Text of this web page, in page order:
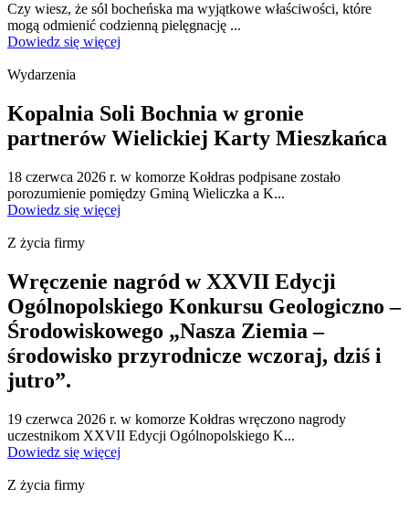
Czy wiesz, że sól bocheńska ma wyjątkowe właściwości, które
mogą odmienić codzienną pielęgnację ...
Dowiedz się więcej
Wydarzenia
Kopalnia Soli Bochnia w gronie
partnerów Wielickiej Karty Mieszkańca
18 czerwca 2026 r. w komorze Kołdras podpisane zostało
porozumienie pomiędzy Gminą Wieliczka a K...
Dowiedz się więcej
Z życia firmy
Wręczenie nagród w XXVII Edycji
Ogólnopolskiego Konkursu Geologiczno –
Środowiskowego „Nasza Ziemia –
środowisko przyrodnicze wczoraj, dziś i
jutro”.
19 czerwca 2026 r. w komorze Kołdras wręczono nagrody
uczestnikom XXVII Edycji Ogólnopolskiego K...
Dowiedz się więcej
Z życia firmy